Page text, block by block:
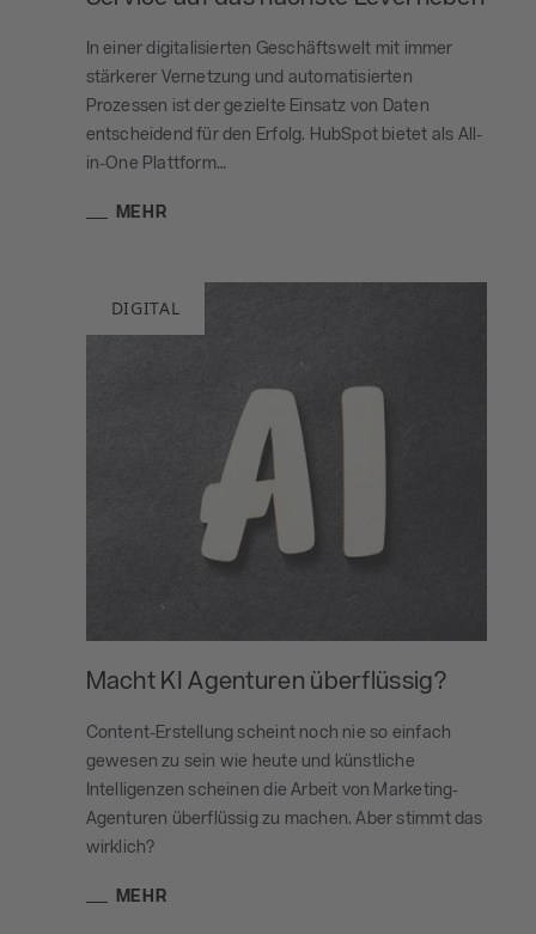
In einer digitalisierten Geschäftswelt mit immer
stärkerer Vernetzung und automatisierten
Prozessen ist der gezielte Einsatz von Daten
entscheidend für den Erfolg. HubSpot bietet als All-
in-One Plattform…
MEHR
Macht KI Agenturen überflüssig?
Content-Erstellung scheint noch nie so einfach
gewesen zu sein wie heute und künstliche
Intelligenzen scheinen die Arbeit von Marketing-
Agenturen überflüssig zu machen. Aber stimmt das
wirklich?
MEHR
DIGITAL